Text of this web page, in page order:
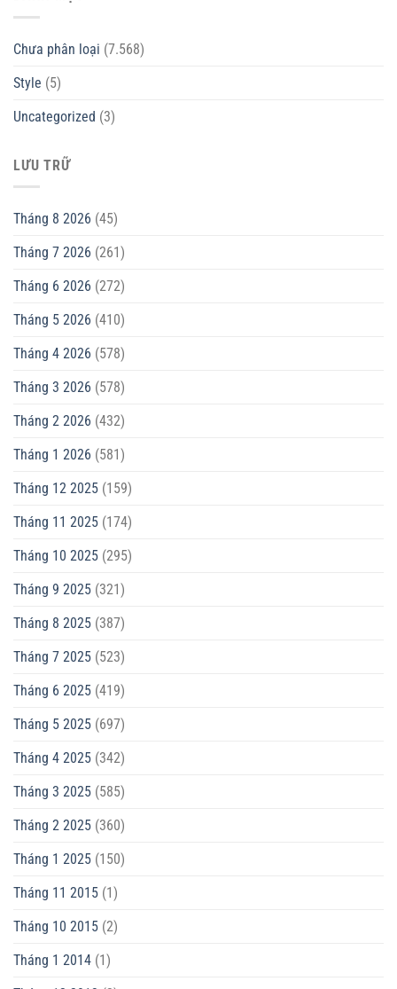
Chưa phân loại (7.568)
Style (5)
Uncategorized (3)
LƯU TRỮ
Tháng 8 2026 (45)
Tháng 7 2026 (261)
Tháng 6 2026 (272)
Tháng 5 2026 (410)
Tháng 4 2026 (578)
Tháng 3 2026 (578)
Tháng 2 2026 (432)
Tháng 1 2026 (581)
Tháng 12 2025 (159)
Tháng 11 2025 (174)
Tháng 10 2025 (295)
Tháng 9 2025 (321)
Tháng 8 2025 (387)
Tháng 7 2025 (523)
Tháng 6 2025 (419)
Tháng 5 2025 (697)
Tháng 4 2025 (342)
Tháng 3 2025 (585)
Tháng 2 2025 (360)
Tháng 1 2025 (150)
Tháng 11 2015 (1)
Tháng 10 2015 (2)
Tháng 1 2014 (1)